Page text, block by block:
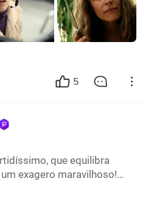
de trabalho. O perfeito
no ambiente coorporativo
clichê, nutre uma paixonite
5
que equilibra
exagero maravilhoso!
chefe que após sofrerem
sobreviver juntos em
premissa instigante, e